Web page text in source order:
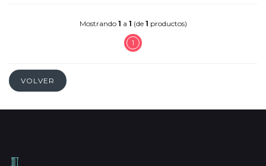
Mostrando 1 a 1 (de 1 productos)
1
VOLVER